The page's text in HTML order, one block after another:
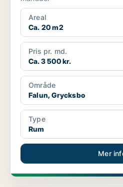
Areal
Ca. 20 m2
Pris pr. md.
Ca. 3 500 kr.
Område
Falun, Grycksbo
Type
Rum
Mer